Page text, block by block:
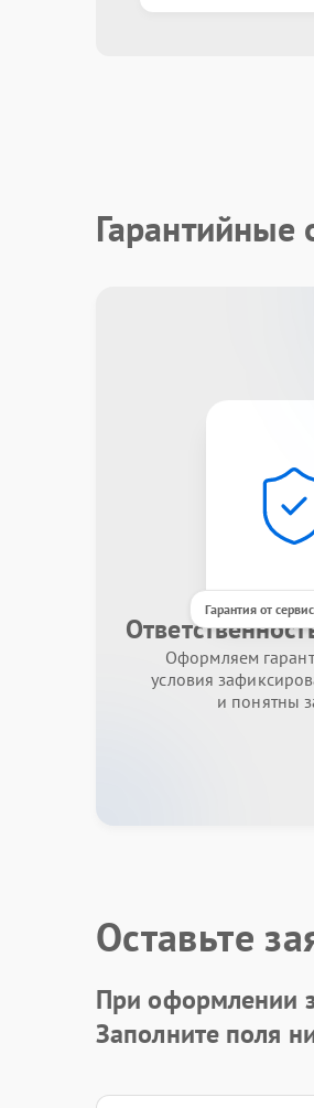
Гарантийные
Гарантия от
Оформляем
условия
и понятны
Оставьте
При оформлении
Заполните поля